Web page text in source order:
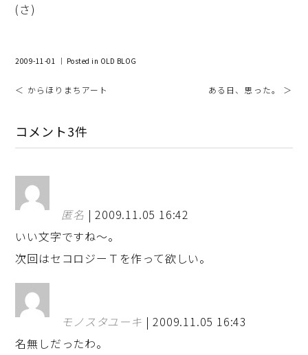
(さ)
2009-11-01 ｜ Posted in OLD BLOG
＜ からほりまちアート ある日、思った。 ＞
コメント3件
匿名 | 2009.11.05 16:42
いい文字ですね～。
次回はセコロジーＴを作って欲しい。
モノスタユーキ | 2009.11.05 16:43
名無しだったわ。